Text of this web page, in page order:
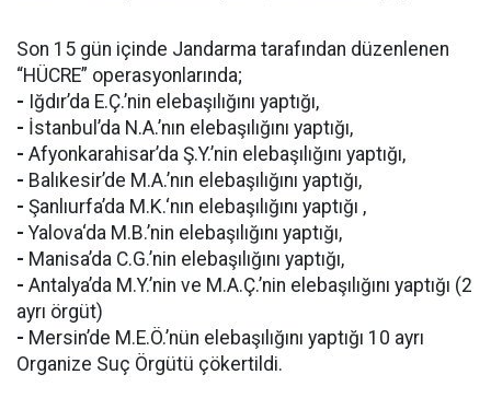
Son 15 gün içinde Jandarma tarafından düzenlenen
“HÜCRE” operasyonlarında;
- Iğdır’da E.Ç.’nin elebaşılığını yaptığı,
- İstanbul’da N.A.’nın elebaşılığını yaptığı,
- Afyonkarahisar’da Ş.Y.’nin elebaşılığını yaptığı,
- Balıkesir’de M.A.’nın elebaşılığını yaptığı,
- Şanlıurfa’da M.K.‘nın elebaşılığını yaptığı ,
- Yalova‘da M.B.’nin elebaşılığını yaptığı,
- Manisa’da C.G.’nin elebaşılığını yaptığı,
- Antalya’da M.Y.’nin ve M.A.Ç.’nin elebaşılığını yaptığı (2
ayrı örgüt)
- Mersin’de M.E.Ö.’nün elebaşılığını yaptığı 10 ayrı
Organize Suç Örgütü çökertildi.